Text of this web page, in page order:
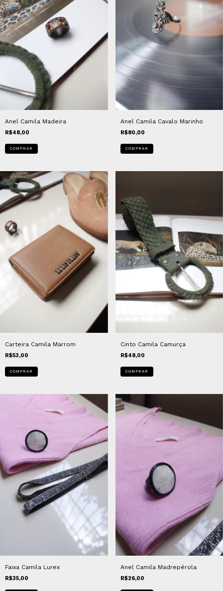
Anel Camila Madeira
R$48,00
COMPRAR
Anel Camila Cavalo Marinho
R$80,00
COMPRAR
Carteira Camila Marrom
R$53,00
COMPRAR
Cinto Camila Camurça
R$48,00
COMPRAR
Faixa Camila Lurex
R$35,00
Anel Camila Madrepérola
R$26,00